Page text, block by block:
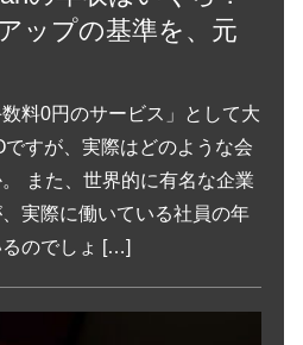
ップの基準を、元
数料0円のサービス」として大
すが、実際はどのような会
また、世界的に有名な企業
実際に働いている社員の年
のでしょ […]